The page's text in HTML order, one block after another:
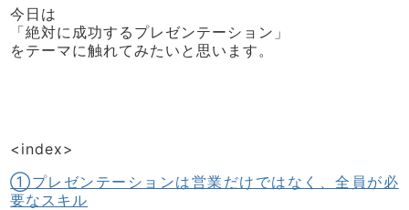
今日は
「絶対に成功するプレゼンテーション」
をテーマに触れてみたいと思います。
<index>
①プレゼンテーションは営業だけではなく、全員が必
要なスキル